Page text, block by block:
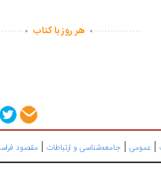
. هر روز با کتاب .
..............
| جامعه‌شناسی و ارتباطات |مقصود فراستخواه |